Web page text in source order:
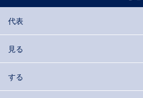
代表
見る
する